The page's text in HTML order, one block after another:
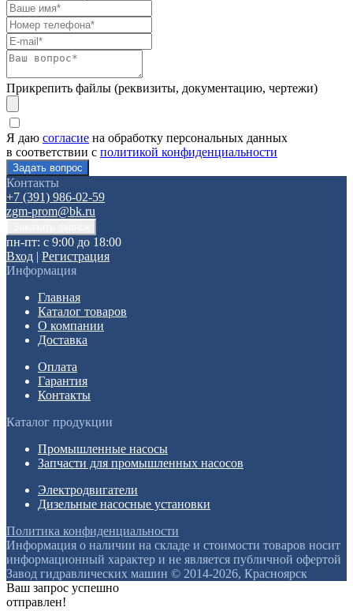
Прикрепить файлы (реквизиты, документацию, чертежи)
Я даю согласие на обработку персональных данных
в соответствии с политикой конфиденциальности
Контакты
+7 (391) 986-02-59
zgm-prom@bk.ru
пн-пт: с 9:00 до 18:00
Вход | Регистрация
Информация
Главная
Каталог товаров
О компании
Доставка
Оплата
Гарантия
Контакты
Каталог продукции
Промышленные насосы
Запчасти для промышленных насосов
Электродвигатели
Дизельные насосные установки
Политика конфиденциальности
Информация о наличии на складе и стоимости товаров носит
информационный характер и не является публичной офертой
Завод гидравлических машин © 2014-2026, Красноярск
Ваш запрос успешно
отправлен!